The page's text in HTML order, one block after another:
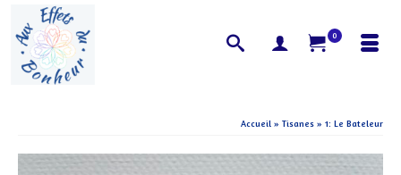
0
Accueil » Tisanes » 1: Le Bateleur